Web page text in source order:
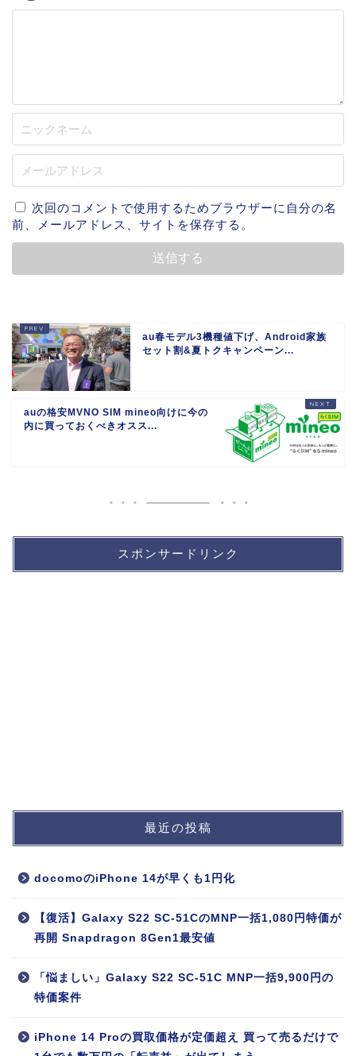
次回のコメントで使用するためブラウザーに自分の名
前、メールアドレス、サイトを保存する。
au春モデル3機種値下げ、Android家族
セット割&夏トクキャンペーン...
auの格安MVNO SIM mineo向けに今の
内に買っておくべきオスス...
スポンサードリンク
最近の投稿
docomoのiPhone 14が早くも1円化
【復活】Galaxy S22 SC-51CのMNP一括1,080円特価が
再開 Snapdragon 8Gen1最安値
「悩ましい」Galaxy S22 SC-51C MNP一括9,900円の
特価案件
iPhone 14 Proの買取価格が定価超え 買って売るだけで